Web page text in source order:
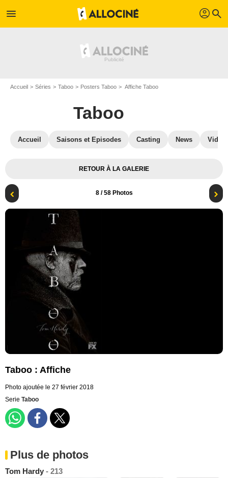
menu profil search
Accueil Séries Taboo Posters Taboo Affiche Taboo
Taboo
Accueil Saisons et Episodes Casting News
RETOUR À LA GALERIE
8/ 58 Photos
Taboo : Affiche
Photo ajoutée le 27 février 2018
Serie Taboo
Plus de photos
Tom Hardy - 213